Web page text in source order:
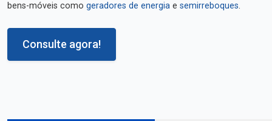
bens-móveis como geradores de energia e semirreboques.
Consulte agora!